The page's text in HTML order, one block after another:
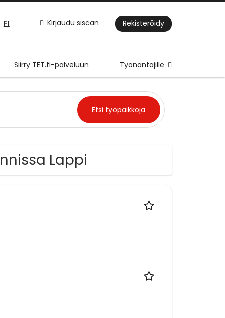
Kirjaudu sisään Rekisteröidy
FI
Siirry TET.fi-palveluun Työnantajille
Lappi